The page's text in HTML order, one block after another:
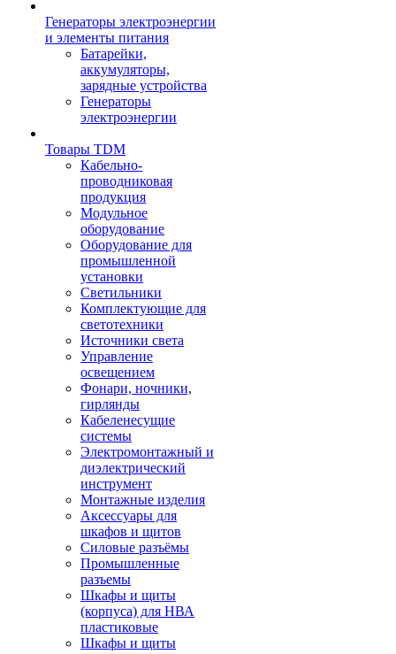
Генераторы электроэнергии
и элементы питания
Батарейки,
аккумуляторы,
зарядные устройства
Генераторы
электроэнергии
Товары TDM
Кабельно-
проводниковая
продукция
Модульное
оборудование
Оборудование для
промышленной
установки
Светильники
Комплектующие для
светотехники
Источники света
Управление
освещением
Фонари, ночники,
гирлянды
Кабеленесущие
системы
Электромонтажный и
диэлектрический
инструмент
Монтажные изделия
Аксессуары для
шкафов и щитов
Силовые разъёмы
Промышленные
разъемы
Шкафы и щиты
(корпуса) для НВА
пластиковые
Шкафы и щиты